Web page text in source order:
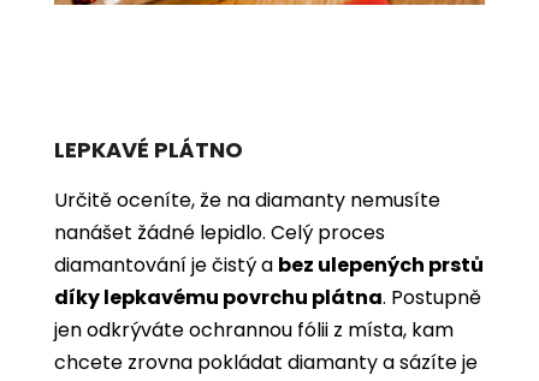
LEPKAVÉ PLÁTNO
Určitě oceníte, že na diamanty nemusíte
nanášet žádné lepidlo. Celý proces
diamantování je čistý a bez ulepených prstů
díky lepkavému povrchu plátna. Postupně
jen odkrýváte ochrannou fólii z místa, kam
chcete zrovna pokládat diamanty a sázíte je